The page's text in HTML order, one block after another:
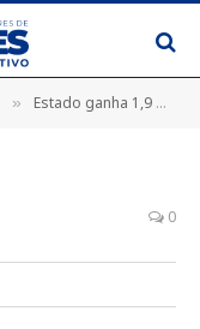
» Estado ganha 1,9 mil novos PMs a partir dessa quinta-feira.
0